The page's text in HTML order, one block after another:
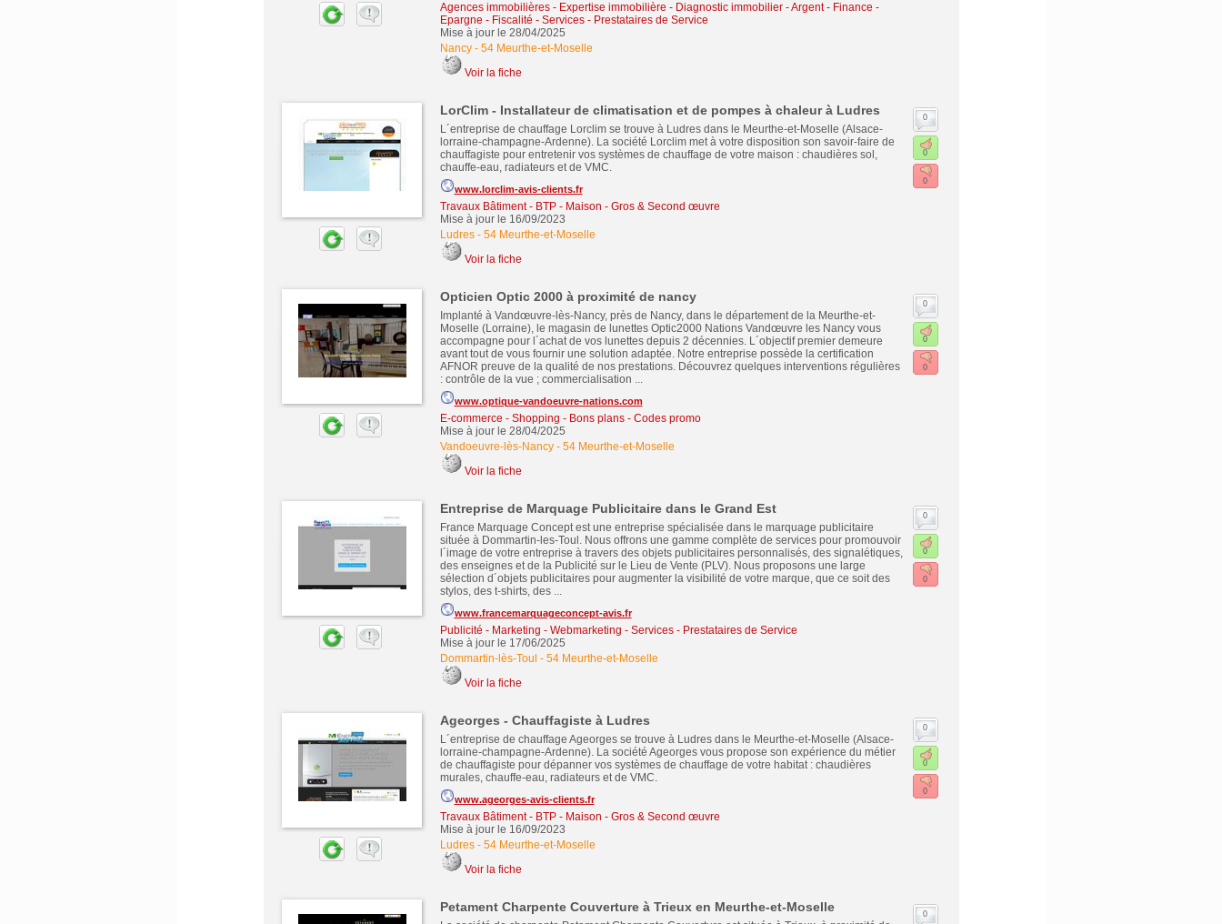
Agences immobilières - Expertise immobilière - Diagnostic immobilier-Argent - Finance -
Epargne - Fiscalité - Services - Prestataires de Service
Mise à jour le 28/04/2025
Nancy- 54 Meurthe-et-Moselle
Voir la fiche
LorClim - Installateur de climatisation et de pompes à chaleur à Ludres
L´entreprise de chauffage Lorclim se trouve à Ludres dans le Meurthe-et-Moselle (Alsace-
lorraine-champagne-Ardenne). La société Lorclim met à votre disposition son savoir-faire de
chauffagiste pour entretenir vos systèmes de chauffage de votre maison : chaudières sol,
chauffe-eau, radiateurs et de VMC.
www.lorclim-avis-clients.fr
Travaux Bâtiment - BTP - Maison - Gros & Second œuvre
Mise à jour le 16/09/2023
Ludres- 54 Meurthe-et-Moselle
Voir la fiche
0
0
0
Opticien Optic 2000 à proximité de nancy
Implanté à Vandœuvre-lès-Nancy, près de Nancy, dans le département de la Meurthe-et-
Moselle (Lorraine), le magasin de lunettes Optic2000 Nations Vandœuvre les Nancy vous
accompagne pour l´achat de vos lunettes depuis 2 décennies. L´objectif premier demeure
avant tout de vous fournir une solution adaptée. Notre entreprise possède la certification
AFNOR preuve de la qualité de nos prestations. Découvrez quelques interventions régulières
: contrôle de la vue ; commercialisation ...
www.optique-vandoeuvre-nations.com
E-commerce - Shopping - Bons plans - Codes promo
Mise à jour le 28/04/2025
Vandoeuvre-lès-Nancy- 54 Meurthe-et-Moselle
Voir la fiche
0
0
0
Entreprise de Marquage Publicitaire dans le Grand Est
France Marquage Concept est une entreprise spécialisée dans le marquage publicitaire
située à Dommartin-les-Toul. Nous offrons une gamme complète de services pour promouvoir
l´image de votre entreprise à travers des objets publicitaires personnalisés, des signalétiques,
des enseignes et de la Publicité sur le Lieu de Vente (PLV). Nous proposons une large
sélection d´objets publicitaires pour augmenter la visibilité de votre marque, que ce soit des
stylos, des t-shirts, des ...
www.francemarquageconcept-avis.fr
Publicité - Marketing - Webmarketing - Services - Prestataires de Service
Mise à jour le 17/06/2025
Dommartin-lès-Toul - 54 Meurthe-et-Moselle
Voir la fiche
0
0
0
Ageorges - Chauffagiste à Ludres
L´entreprise de chauffage Ageorges se trouve à Ludres dans le Meurthe-et-Moselle (Alsace-
lorraine-champagne-Ardenne). La société Ageorges vous propose son expérience du métier
de chauffagiste pour dépanner vos systèmes de chauffage de votre habitat : chaudières
murales, chauffe-eau, radiateurs et de VMC.
www.ageorges-avis-clients.fr
Travaux Bâtiment - BTP - Maison - Gros & Second œuvre
Mise à jour le 16/09/2023
Ludres- 54 Meurthe-et-Moselle
Voir la fiche
0
0
0
Petament Charpente Couverture à Trieux en Meurthe-et-Moselle 0